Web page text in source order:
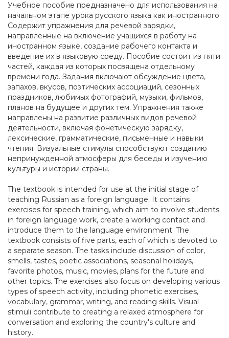
Учебное пособие предназначено для использования на
начальном этапе урока русского языка как иностранного.
Содержит упражнения для речевой зарядки,
направленные на включение учащихся в работу на
иностранном языке, создание рабочего контакта и
введение их в языковую среду. Пособие состоит из пяти
частей, каждая из которых посвящена отдельному
времени года. Задания включают обсуждение цвета,
запахов, вкусов, поэтических ассоциаций, сезонных
праздников, любимых фотографий, музыки, фильмов,
планов на будущее и других тем. Упражнения также
направлены на развитие различных видов речевой
деятельности, включая фонетическую зарядку,
лексические, грамматические, письменные и навыки
чтения. Визуальные стимулы способствуют созданию
непринужденной атмосферы для беседы и изучению
культуры и истории страны.
The textbook is intended for use at the initial stage of
teaching Russian as a foreign language. It contains
exercises for speech training, which aim to involve students
in foreign language work, create a working contact and
introduce them to the language environment. The
textbook consists of five parts, each of which is devoted to
a separate season. The tasks include discussion of color,
smells, tastes, poetic associations, seasonal holidays,
favorite photos, music, movies, plans for the future and
other topics. The exercises also focus on developing various
types of speech activity, including phonetic exercises,
vocabulary, grammar, writing, and reading skills. Visual
stimuli contribute to creating a relaxed atmosphere for
conversation and exploring the country's culture and
history.